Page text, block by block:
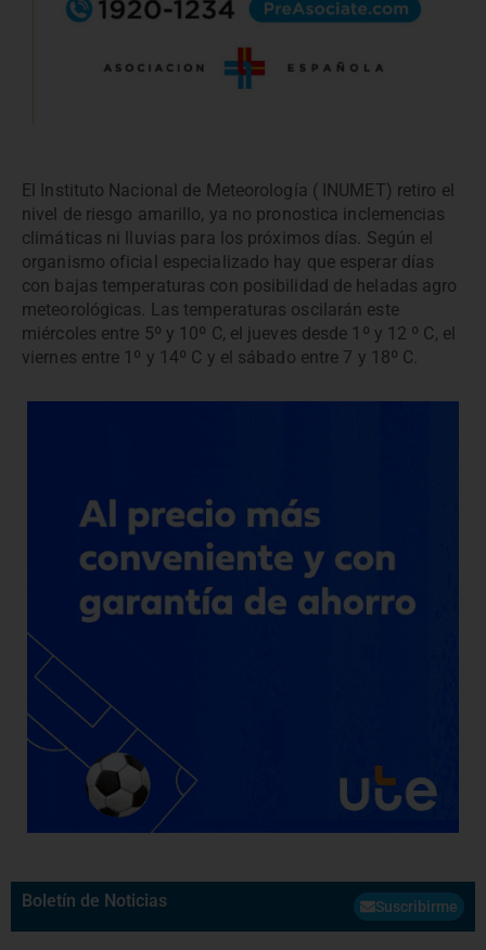
El Instituto Nacional de Meteorología ( INUMET) retiro el
nivel de riesgo amarillo, ya no pronostica inclemencias
climáticas ni lluvias para los próximos días. Según el
organismo oficial especializado hay que esperar días
con bajas temperaturas con posibilidad de heladas agro
meteorológicas. Las temperaturas oscilarán este
miércoles entre 5º y 10º C, el jueves desde 1º y 12 º C, el
viernes entre 1º y 14º C y el sábado entre 7 y 18º C.
Boletín de Noticias Suscribirme